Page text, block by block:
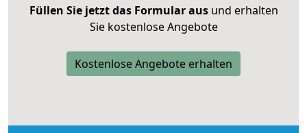
Füllen Sie jetzt das Formular ausund erhalten
Sie kostenlose Angebote
Kostenlose Angebote erhalten